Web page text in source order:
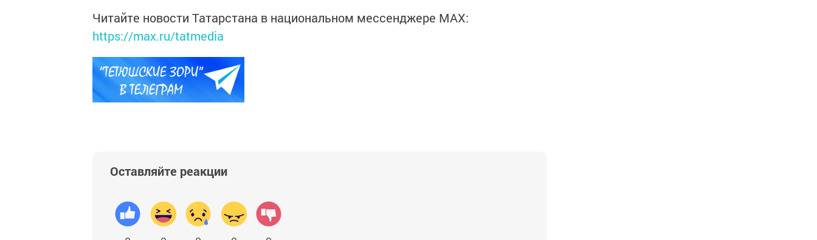
Читайте новости Татарстана в национальном мессенджере MАХ:
https://max.ru/tatmedia
Оставляйте реакции